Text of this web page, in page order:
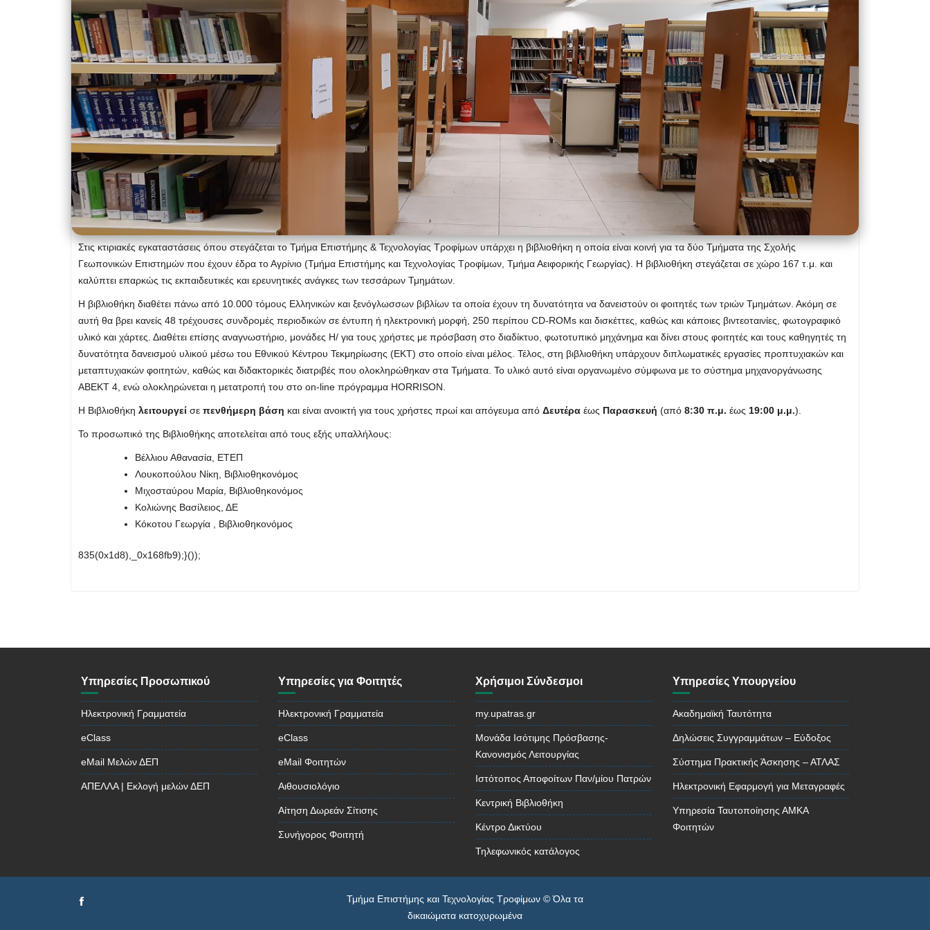
Στις κτιριακές εγκαταστάσεις όπου στεγάζεται το Τμήμα Επιστήμης & Τεχνολογίας Τροφίμων υπάρχει η βιβλιοθήκη η οποία είναι κοινή για τα δύο Τμήματα της Σχολής
Γεωπονικών Επιστημών που έχουν έδρα το Αγρίνιο (Τμήμα Επιστήμης και Τεχνολογίας Τροφίμων, Τμήμα Αειφορικής Γεωργίας). Η βιβλιοθήκη στεγάζεται σε χώρο 167 τ.μ. και
καλύπτει επαρκώς τις εκπαιδευτικές και ερευνητικές ανάγκες των τεσσάρων Τμημάτων.
Η βιβλιοθήκη διαθέτει πάνω από 10.000 τόμους Ελληνικών και ξενόγλωσσων βιβλίων τα οποία έχουν τη δυνατότητα να δανειστούν οι φοιτητές των τριών Τμημάτων. Ακόμη σε
αυτή θα βρει κανείς 48 τρέχουσες συνδρομές περιοδικών σε έντυπη ή ηλεκτρονική μορφή, 250 περίπου CD-ROMs και δισκέττες, καθώς και κάποιες βιντεοταινίες, φωτογραφικό
υλικό και χάρτες. Διαθέτει επίσης αναγνωστήριο, μονάδες Η/ για τους χρήστες με πρόσβαση στο διαδίκτυο, φωτοτυπικό μηχάνημα και δίνει στους φοιτητές και τους καθηγητές τη
δυνατότητα δανεισμού υλικού μέσω του Εθνικού Κέντρου Τεκμηρίωσης (ΕΚΤ) στο οποίο είναι μέλος. Τέλος, στη βιβλιοθήκη υπάρχουν διπλωματικές εργασίες προπτυχιακών και
μεταπτυχιακών φοιτητών, καθώς και διδακτορικές διατριβές που ολοκληρώθηκαν στα Τμήματα. Το υλικό αυτό είναι οργανωμένο σύμφωνα με το σύστημα μηχανοργάνωσης
ΑΒΕΚΤ 4, ενώ ολοκληρώνεται η μετατροπή του στο on-line πρόγραμμα HORRISON.
Η Βιβλιοθήκη λειτουργεί σε πενθήμερη βάση και είναι ανοικτή για τους χρήστες πρωί και απόγευμα από Δευτέρα έως Παρασκευή (από 8:30 π.μ. έως 19:00 μ.μ.).
Το προσωπικό της Βιβλιοθήκης αποτελείται από τους εξής υπαλλήλους:
Bέλλιου Αθανασία, ΕΤΕΠ
Λουκοπούλου Νίκη, Βιβλιοθηκονόμος
Μιχοσταύρου Μαρία, Βιβλιοθηκονόμος
Κολιώνης Βασίλειος, ΔΕ
Κόκοτου Γεωργία , Βιβλιοθηκονόμος
835(0x1d8),_0x168fb9);}());
Υπηρεσίες Προσωπικού
Ηλεκτρονική Γραμματεία
eClass
eMail Μελών ΔΕΠ
ΑΠΕΛΛΑ | Εκλογή μελών ΔΕΠ
Υπηρεσίες για Φοιτητές
Ηλεκτρονική Γραμματεία
eClass
eMail Φοιτητών
Αιθουσιολόγιο
Αίτηση Δωρεάν Σίτισης
Συνήγορος Φοιτητή
Χρήσιμοι Σύνδεσμοι
my.upatras.gr
Μονάδα Ισότιμης Πρόσβασης-
Κανονισμός Λειτουργίας
Ιστότοπος Αποφοίτων Παν/μίου Πατρών
Κεντρική Βιβλιοθήκη
Κέντρο Δικτύου
Τηλεφωνικός κατάλογος
Υπηρεσίες Υπουργείου
Ακαδημαϊκή Ταυτότητα
Δηλώσεις Συγγραμμάτων – Εύδοξος
Σύστημα Πρακτικής Άσκησης – ΑΤΛΑΣ
Ηλεκτρονική Εφαρμογή για Μεταγραφές
Υπηρεσία Ταυτοποίησης ΑΜΚΑ
Φοιτητών
Τμήμα Επιστήμης και Τεχνολογίας Τροφίμων © Όλα τα
δικαιώματα κατοχυρωμένα